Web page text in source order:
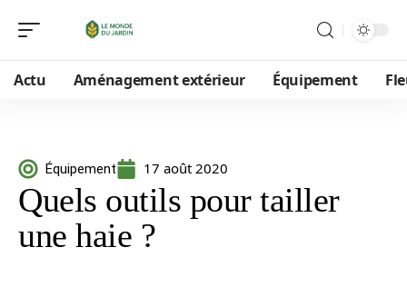
Actu Aménagement extérieur Équipement
Équipement 17 août 2020
Quels outils pour tailler
une haie ?